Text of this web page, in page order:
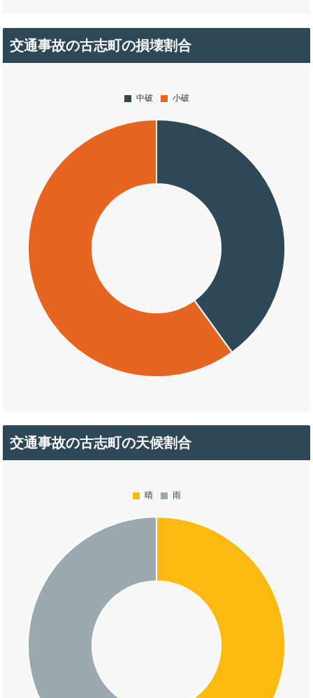
交通事故の古志町の損壊割合
交通事故の古志町の天候割合